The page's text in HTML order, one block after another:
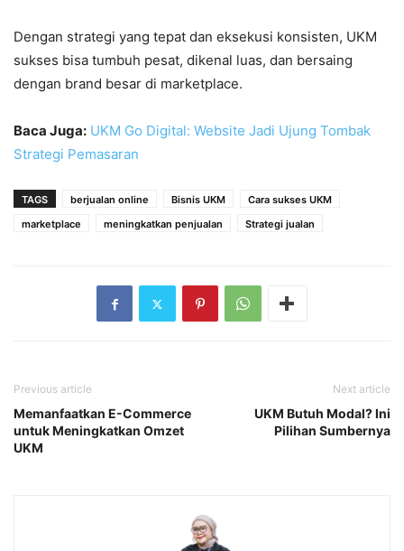
Dengan strategi yang tepat dan eksekusi konsisten, UKM
sukses bisa tumbuh pesat, dikenal luas, dan bersaing
dengan brand besar di marketplace.
Baca Juga: UKM Go Digital: Website Jadi Ujung Tombak
Strategi Pemasaran
TAGS berjualan online Bisnis UKM
Cara sukses UKM
marketplace
meningkatkan penjualan Strategi jualan
Previous article
Memanfaatkan E-Commerce
untuk Meningkatkan Omzet
UKM
Next article
UKM Butuh Modal? Ini
Pilihan Sumbernya